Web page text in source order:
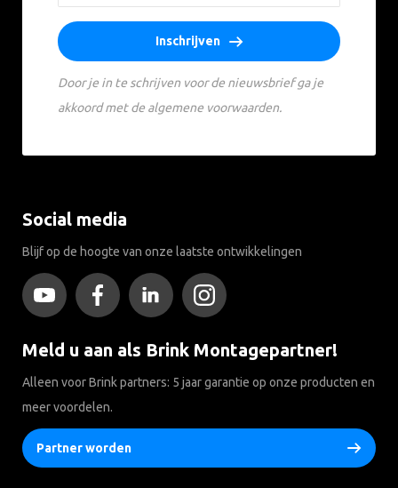
Inschrijven
Door je in te schrijven voor de nieuwsbrief ga je
akkoord met de algemene voorwaarden.
Social media
Blijf op de hoogte van onze laatste ontwikkelingen
Meld u aan als Brink Montagepartner!
Alleen voor Brink partners: 5 jaar garantie op onze producten en
meer voordelen.
Partner worden